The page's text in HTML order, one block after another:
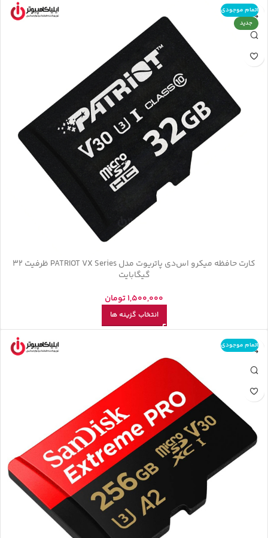
اتمام موجودی
جدید
کارت حافظه میکرو اس‌دی پاتریوت مدل PATRIOT VX Series ظرفیت 32
گیگابایت
1,500,000تومان
انتخاب گزینه ها
اتمام موجودی